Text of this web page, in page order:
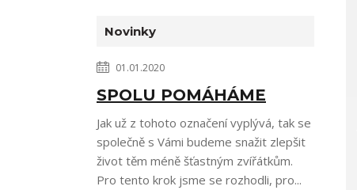
Novinky
01.01.2020
SPOLU POMÁHÁME
Jak už z tohoto označení vyplývá, tak se
společně s Vámi budeme snažit zlepšit
život těm méně šťastným zvířátkům.
Pro tento krok jsme se rozhodli, pro...